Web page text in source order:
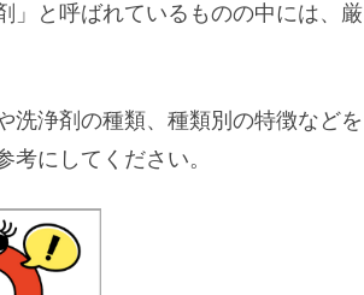
」と呼ばれているものの中には、厳
洗浄剤の種類、種類別の特徴などを
にしてください。